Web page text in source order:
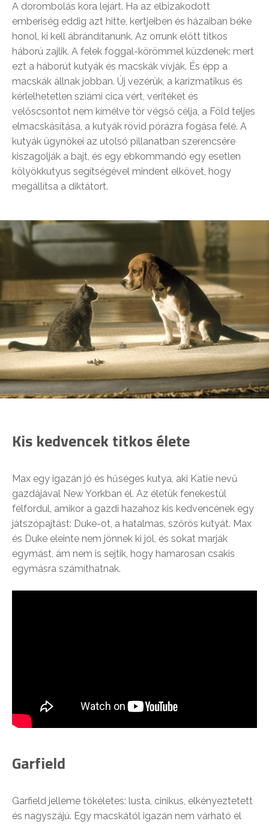
A dorombolás kora lejárt. Ha az elbizakodott
emberiség eddig azt hitte, kertjeiben és házaiban béke
honol, ki kell ábrándítanunk. Az orrunk előtt titkos
háború zajlik. A felek foggal-körömmel küzdenek: mert
ezt a háborút kutyák és macskák vívják. És épp a
macskák állnak jobban. Új vezérük, a karizmatikus és
kérlelhetetlen sziámi cica vért, verítéket és
velőscsontot nem kímélve tör végső célja, a Föld teljes
elmacskásítása, a kutyák rövid pórázra fogása felé. A
kutyák ügynökei az utolsó pillanatban szerencsére
kiszagolják a bajt, és egy ebkommandó egy esetlen
kölyökkutyus segítségével mindent elkövet, hogy
megállítsa a diktátort.
Kis kedvencek titkos élete
Max egy igazán jó és hűséges kutya, aki Katie nevű
gazdájával New Yorkban él. Az életük fenekestül
felfordul, amikor a gazdi hazahoz kis kedvencének egy
játszópajtást: Duke-ot, a hatalmas, szőrös kutyát. Max
és Duke eleinte nem jönnek ki jól, és sokat marják
egymást, ám nem is sejtik, hogy hamarosan csakis
egymásra számíthatnak.
Garfield
Garfield jelleme tökéletes: lusta, cinikus, elkényeztetett
és nagyszájú. Egy macskától igazán nem várható el